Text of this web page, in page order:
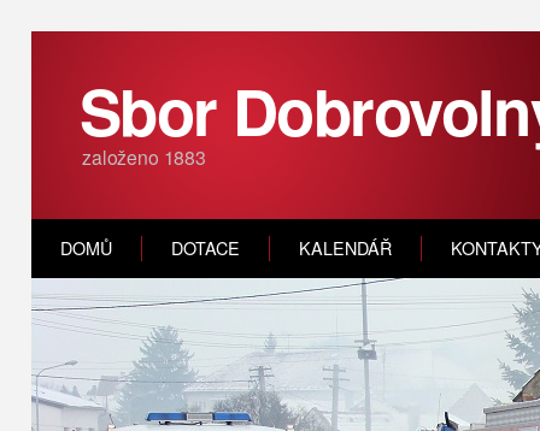
Sbor
založeno 1883
DOMŮ DOTACE KALENDÁŘ